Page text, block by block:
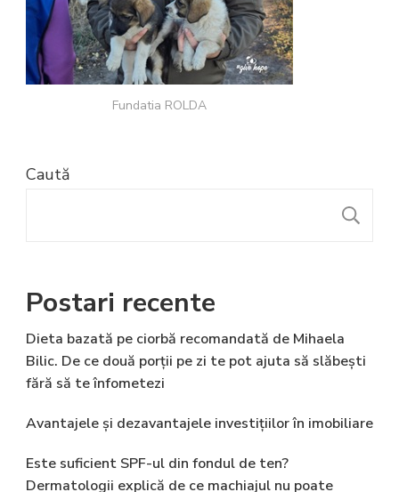
Fundatia ROLDA
Caută
Postari recente
Dieta bazată pe ciorbă recomandată de Mihaela
Bilic. De ce două porții pe zi te pot ajuta să slăbești
fără să te înfometezi
Avantajele și dezavantajele investițiilor în imobiliare
Este suficient SPF-ul din fondul de ten?
Dermatologii explică de ce machiajul nu poate